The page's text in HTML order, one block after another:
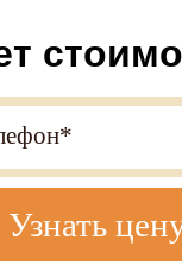
Узнать